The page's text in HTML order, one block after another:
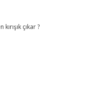
çıkar ?